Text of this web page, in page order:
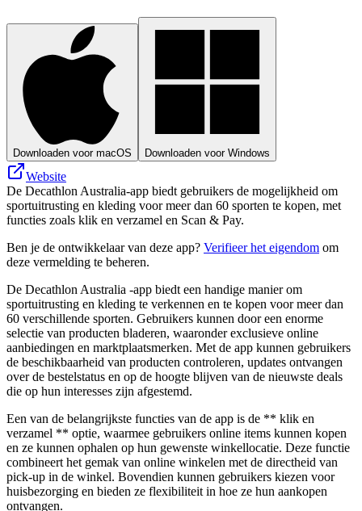
Downloaden voor macOS Downloaden voor Windows
Website
De Decathlon Australia-app biedt gebruikers de mogelijkheid om
sportuitrusting en kleding voor meer dan 60 sporten te kopen, met
functies zoals klik en verzamel en Scan & Pay.
Ben je de ontwikkelaar van deze app? Verifieer het eigendom om
deze vermelding te beheren.
De Decathlon Australia -app biedt een handige manier om
sportuitrusting en kleding te verkennen en te kopen voor meer dan
60 verschillende sporten. Gebruikers kunnen door een enorme
selectie van producten bladeren, waaronder exclusieve online
aanbiedingen en marktplaatsmerken. Met de app kunnen gebruikers
de beschikbaarheid van producten controleren, updates ontvangen
over de bestelstatus en op de hoogte blijven van de nieuwste deals
die op hun interesses zijn afgestemd.
Een van de belangrijkste functies van de app is de ** klik en
verzamel ** optie, waarmee gebruikers online items kunnen kopen
en ze kunnen ophalen op hun gewenste winkellocatie. Deze functie
combineert het gemak van online winkelen met de directheid van
pick-up in de winkel. Bovendien kunnen gebruikers kiezen voor
huisbezorging en bieden ze flexibiliteit in hoe ze hun aankopen
ontvangen.